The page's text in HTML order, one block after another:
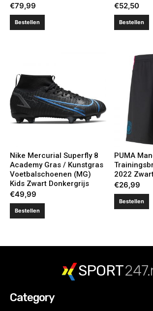
€79,99
Bestellen
€52,50
Bestellen
Nike Mercurial Superfly 8
Academy Gras / Kunstgras
Voetbalschoenen (MG)
Kids Zwart Donkergrijs
€49,99
Bestellen
PUMA
2022
€26,99
Bestellen
SPORT
Category